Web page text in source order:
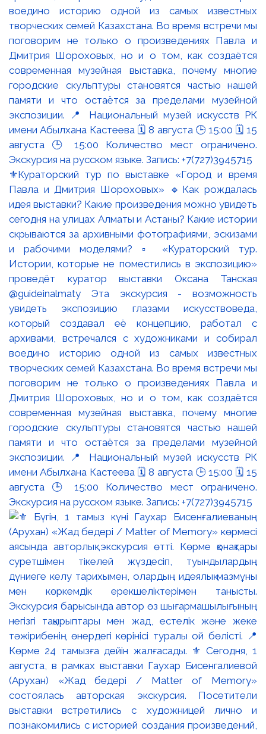
⚜️Кураторский тур по выставке «Город и время
Павла и Дмитрия Шороховых» 🔹Как рождалась
идея выставки? Какие произведения можно увидеть
сегодня на улицах Алматы и Астаны? Какие истории
скрываются за архивными фотографиями, эскизами
и рабочими моделями? ▫️ «Кураторский тур.
Истории, которые не поместились в экспозицию»
проведёт куратор выставки Оксана Танская
@guideinalmaty Эта экскурсия - возможность
увидеть экспозицию глазами искусствоведа,
который создавал её концепцию, работал с
архивами, встречался с художниками и собирал
воедино историю одной из самых известных
творческих семей Казахстана. Во время встречи мы
поговорим не только о произведениях Павла и
Дмитрия Шороховых, но и о том, как создаётся
современная музейная выставка, почему многие
городские скульптуры становятся частью нашей
памяти и что остаётся за пределами музейной
экспозиции. 📍 Национальный музей искусств РК
имени Абылхана Кастеева 🗓 8 августа 🕒 15:00 🗓 15
августа 🕒 15:00 Количество мест ограничено.
Экскурсия на русском языке. Запись: +7(727)3945715